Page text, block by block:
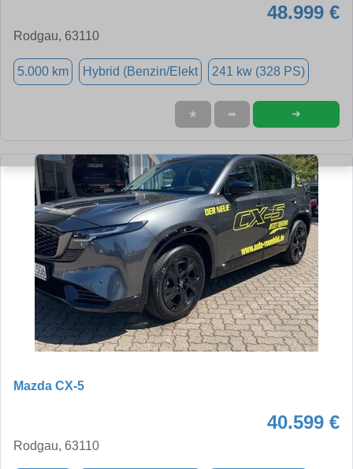
48.999 €
Rodgau, 63110
5.000 km Hybrid (Benzin/Elekt 241 kw (328 PS)
★ ➦ ➜
Mazda CX-5
40.599 €
Rodgau, 63110